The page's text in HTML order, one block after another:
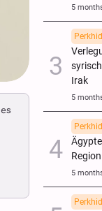
5
Irak
5
5